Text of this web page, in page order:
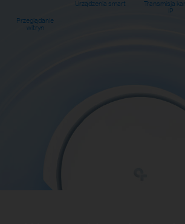
Przeglądanie
witryn
Urządzenia smart
Transmisja
IP